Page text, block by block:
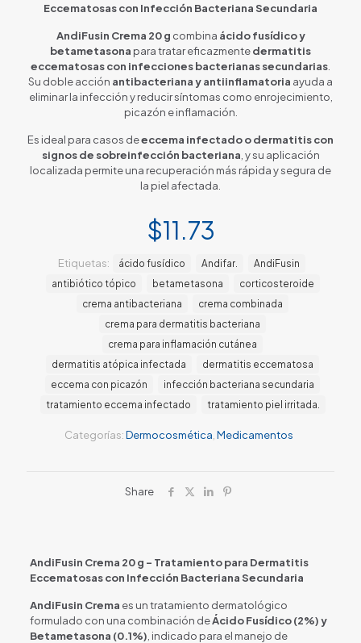
Eccematosas con Infección Bacteriana Secundaria
AndiFusin Crema 20 g combina ácido fusídico y
betametasona para tratar eficazmentedermatitis
eccematosas con infecciones bacterianas secundarias
Su doble acción antibacteriana y antiinflamatoria ayuda a
eliminar la infección y reducir síntomas como enrojecimiento,
picazón e inflamación.
Es ideal para casos deeccema infectado o dermatitis con
signos de sobreinfección bacteriana , y su aplicación
localizada permite una recuperación más rápida y segura de
la piel afectada.
$11.73
Categorías:Dermocosmética Medicamentos
Etiquetas: ácido fusídico Andifar.
AndiFusin
antibiótico tópico
betametasona
corticosteroide
crema antibacteriana
crema combinada
crema para dermatitis bacteriana
crema para inflamación cutánea
dermatitis atópica infectada
dermatitis eccematosa
eccema con picazón
infección bacteriana secundaria
tratamiento eccema infectado
tratamiento piel irritada.
Share
AndiFusin Crema 20 g – Tratamiento para Dermatitis
Eccematosas con Infección Bacteriana Secundaria
AndiFusin Crema es un tratamiento dermatológico
formulado con una combinación deÁcido Fusídico (2%) y
Betametasona (0.1%) , indicado para el manejo de